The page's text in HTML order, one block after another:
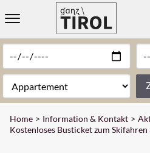
WILLKOMMEN
UNTERKÜNFTE
THEMEN
REGIONEN
Home Information & Kontakt
Kostenloses Busticket zum Skifahren